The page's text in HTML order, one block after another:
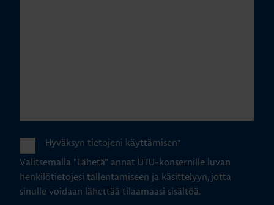
Hyväksyn tietojeni käyttämisen*
Valitsemalla "Lähetä" annat UTU-konsernille luvan
henkilötietojesi tallentamiseen ja käsittelyyn, jotta
sinulle voidaan lähettää tilaamaasi sisältöä.